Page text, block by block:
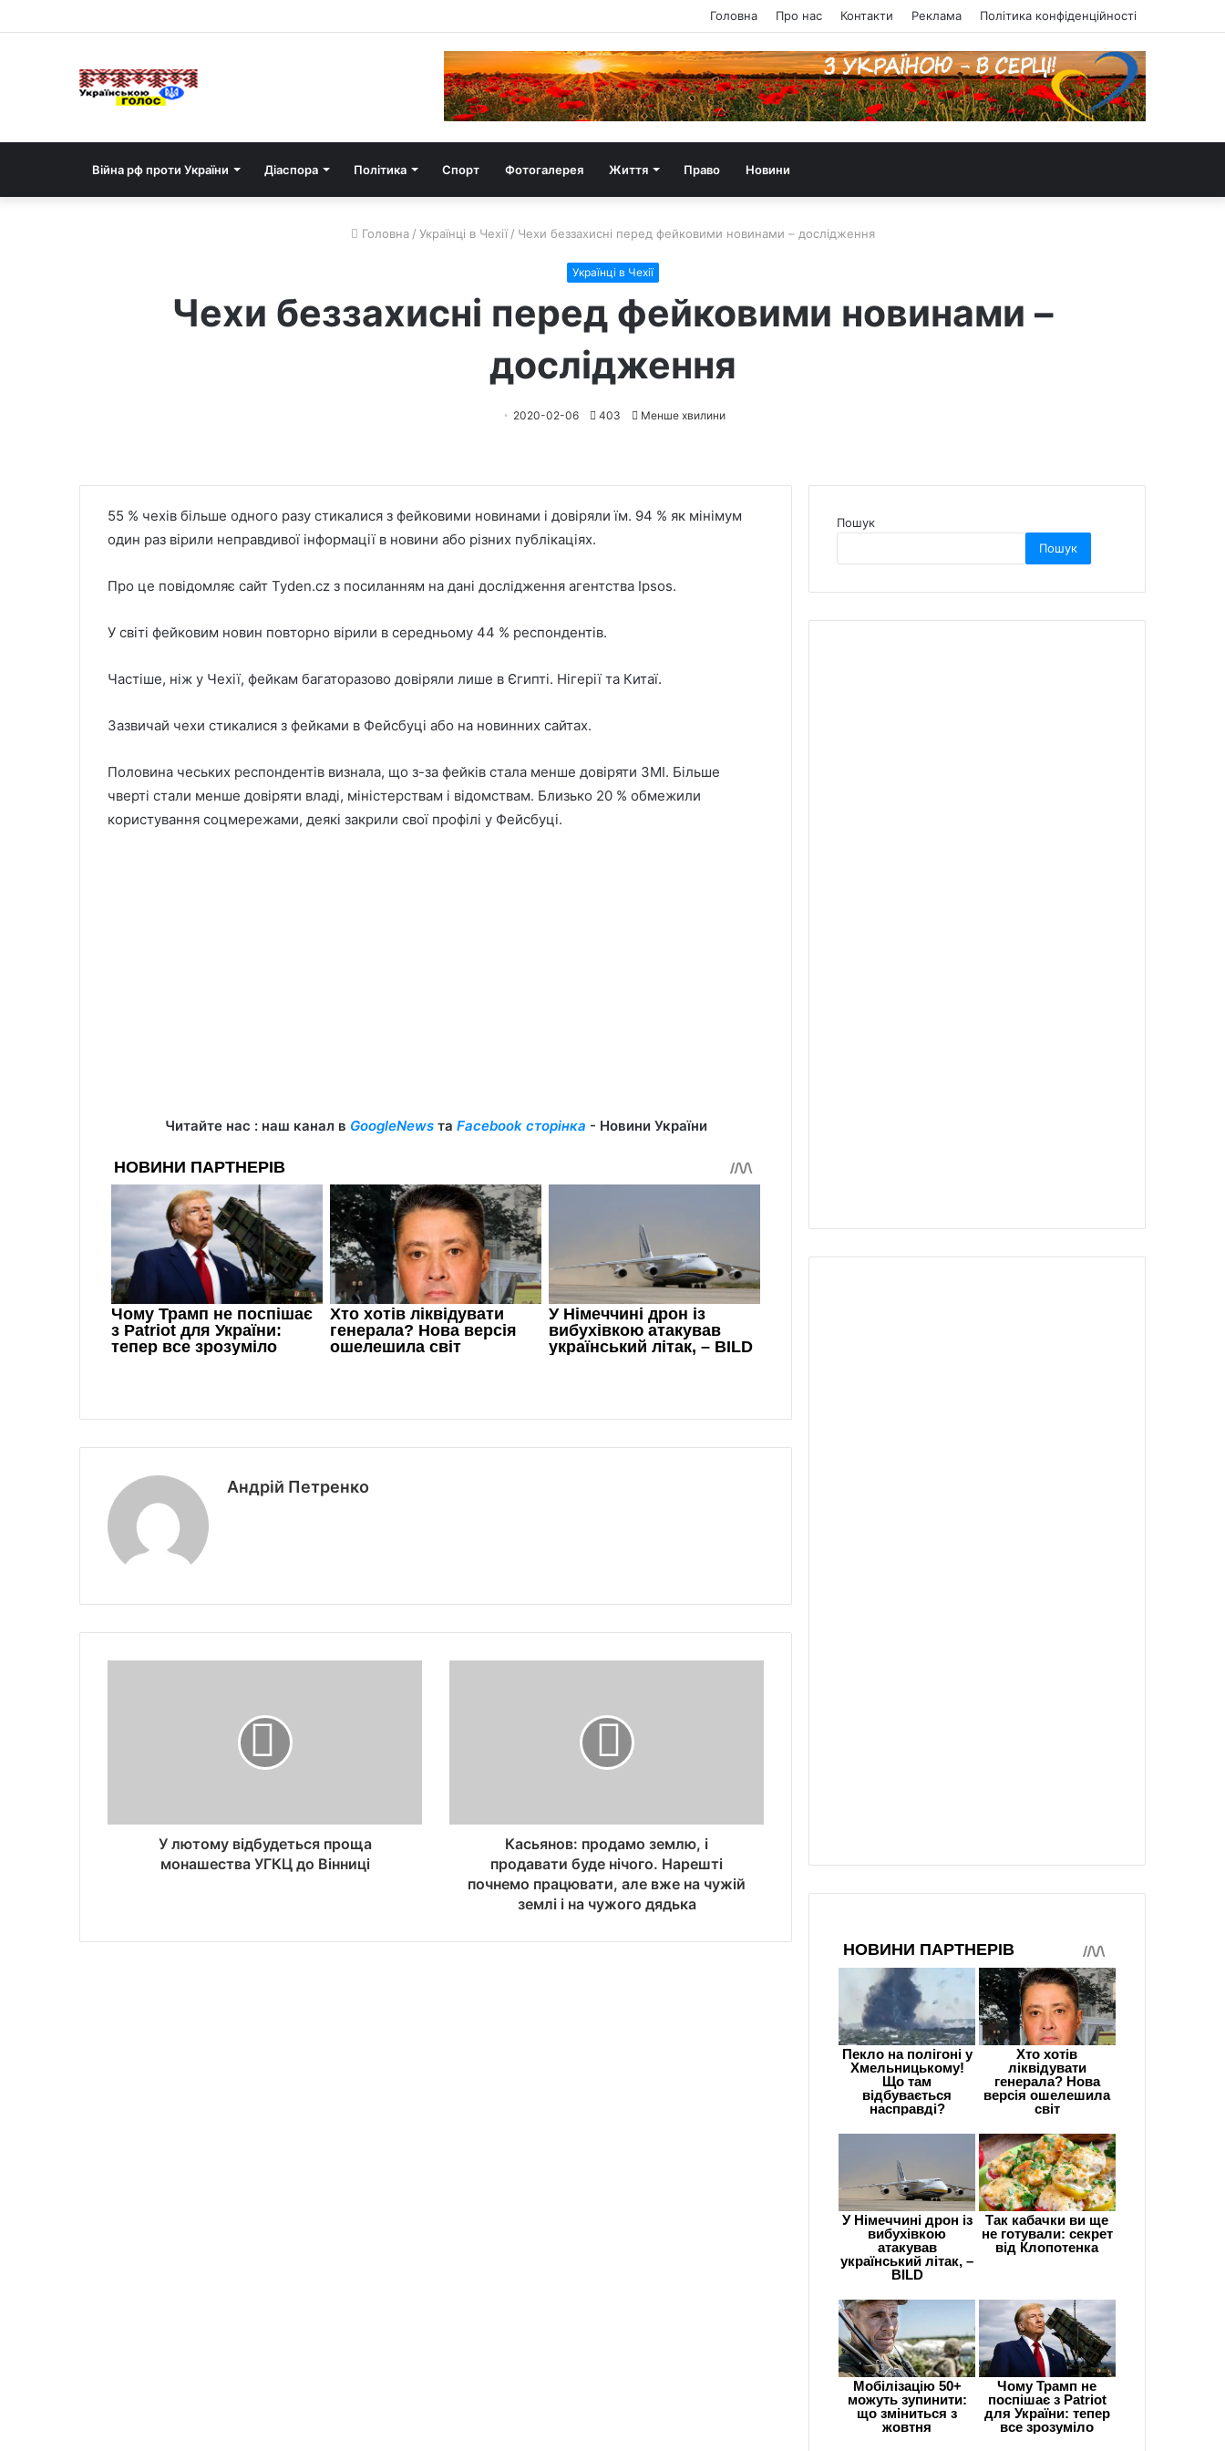
Головна Про нас Контакти Реклама Політика конфіденційності
Війна рф проти України Діаспора Політика Спорт Фотогалерея Життя Право Новини
Головна / Українці в Чехії / Чехи беззахисні перед фейковими новинами – дослідження
Українці в Чехії
Чехи беззахисні перед фейковими новинами –
дослідження
2020-02-06 403 Менше хвилини
55 % чехів більше одного разу стикалися з фейковими новинами і довіряли їм. 94 % як мінімум
один раз вірили неправдивої інформації в новини або різних публікаціях.
Про це повідомляє сайт Tyden.cz з посиланням на дані дослідження агентства Ipsos.
У світі фейковим новин повторно вірили в середньому 44 % респондентів.
Частіше, ніж у Чехії, фейкам багаторазово довіряли лише в Єгипті. Нігерії та Китаї.
Зазвичай чехи стикалися з фейками в Фейсбуці або на новинних сайтах.
Половина чеських респондентів визнала, що з-за фейків стала менше довіряти ЗМІ. Більше
чверті стали менше довіряти владі, міністерствам і відомствам. Близько 20 % обмежили
користування соцмережами, деякі закрили свої профілі у Фейсбуці.
Читайте нас : наш канал в GoogleNewsта Facebook сторінка - Новини України
Андрій Петренко
У лютому відбудеться проща
монашества УГКЦ до Вінниці
Касьянов: продамо землю, і
продавати буде нічого. Нарешті
почнемо працювати, але вже на чужій
землі і на чужого дядька
Пошук
Пошук